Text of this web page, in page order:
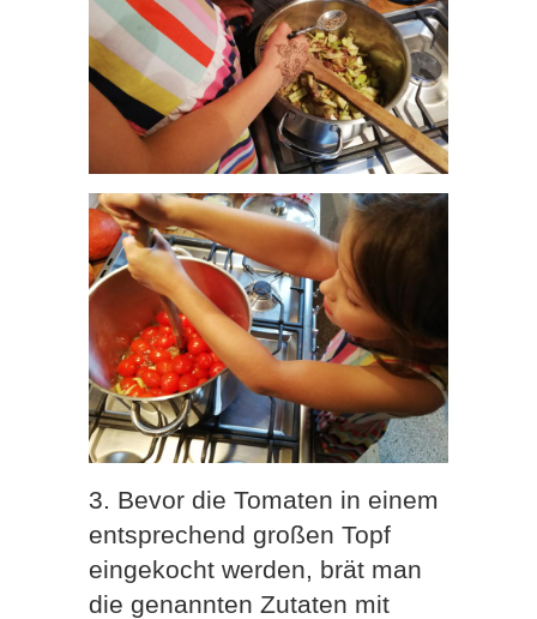
3. Bevor die Tomaten in einem
entsprechend großen Topf
eingekocht werden, brät man
die genannten Zutaten mit